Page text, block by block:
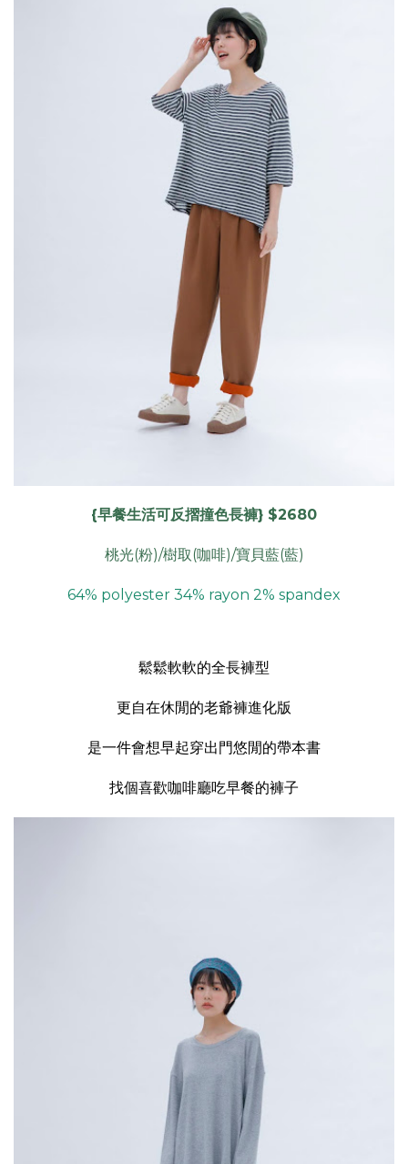
{早餐生活可反摺撞色長褲} $2680
桃光(粉)/樹取(咖啡)/寶貝藍(藍)
64% polyester 34% rayon 2% spandex
鬆鬆軟軟的全長褲型
更自在休閒的老爺褲進化版
是一件會想早起穿出門悠閒的帶本書
找個喜歡咖啡廳吃早餐的褲子